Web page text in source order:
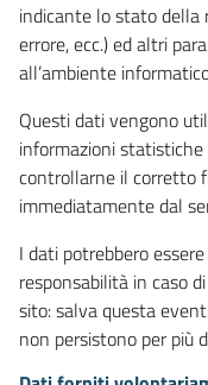
indicante lo stato della
errore, ecc.) ed altri
all’ambiente
Questi dati vengono
informazioni statistiche
controllarne il corretto
immediatamente dal
I dati potrebbero
responsabilità in caso
sito: salva questa
non persistono per più